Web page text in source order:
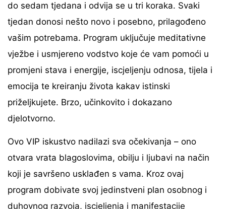
do sedam tjedana i odvija se u tri koraka. Svaki
tjedan donosi nešto novo i posebno, prilagođeno
vašim potrebama. Program uključuje meditativne
vježbe i usmjereno vodstvo koje će vam pomoći u
promjeni stava i energije, iscjeljenju odnosa, tijela i
emocija te kreiranju života kakav istinski
priželjkujete. Brzo, učinkovito i dokazano
djelotvorno.
Ovo VIP iskustvo nadilazi sva očekivanja – ono
otvara vrata blagoslovima, obilju i ljubavi na način
koji je savršeno usklađen s vama. Kroz ovaj
program dobivate svoj jedinstveni plan osobnog i
duhovnog razvoja, iscjeljenja i manifestacije